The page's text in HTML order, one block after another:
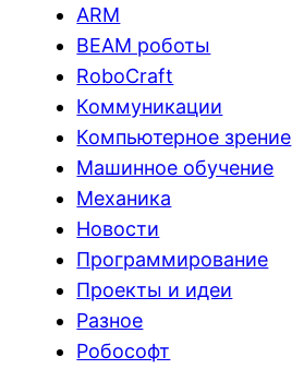
ARM
BEAM роботы
RoboCraft
Коммуникации
Компьютерное зрение
Машинное обучение
Механика
Новости
Программирование
Проекты и идеи
Разное
Робософт